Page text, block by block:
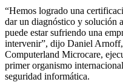
“Hemos logrado una
dar un diagnóstico y solución
puede estar sufriendo una
intervenir”, dijo Daniel
Computerland Microcare,
primer organismo
seguridad informática.